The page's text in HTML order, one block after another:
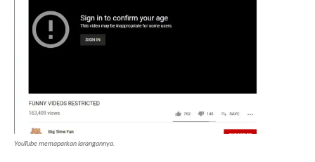
YouTube memaparkan larangannya.